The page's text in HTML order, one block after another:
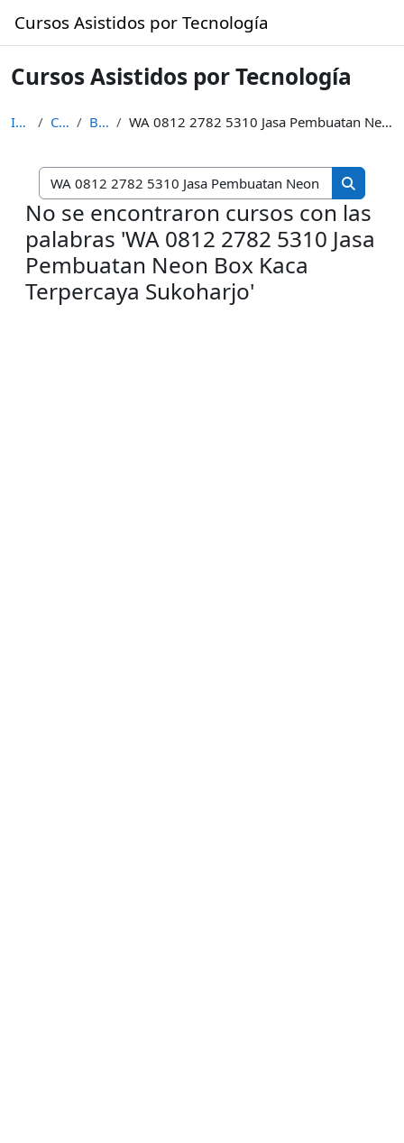
Cursos Asistidos por Tecnología
Cursos Asistidos por Tecnología
Inicio Cursos Buscar WA 0812 2782 5310 Jasa Pembuatan Neon Box Kaca Terpercaya Sukoharjo
Buscar
Buscar
No se encontraron cursos con las
palabras 'WA 0812 2782 5310 Jasa
Pembuatan Neon Box Kaca
Terpercaya Sukoharjo'